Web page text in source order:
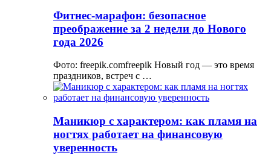
Фитнес-марафон: безопасное
преображение за 2 недели до Нового
года 2026
Фото: freepik.comfreepik Новый год — это время
праздников, встреч с …
Маникюр с характером: как пламя на
ногтях работает на финансовую
уверенность